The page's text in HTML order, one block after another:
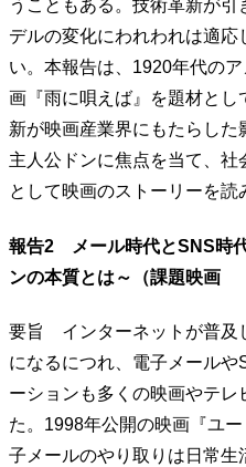
うこともある。技術革新が
デルの変化にわれわれは適
い。本報告は、1920年代の
画『雨に唄えば』を題材と
新が映画産業界にもたらした
主人公ドンに焦点を当て、
として映画のストーリーを読
報告2 メール時代とSNS時
ンの本質とは～（課題映画
要旨 インターネットが普及
になるにつれ、電子メール
ーションも多くの映画やテ
た。1998年公開の映画『ユ
子メールのやり取りは日常生